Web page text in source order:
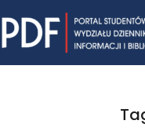
to
content